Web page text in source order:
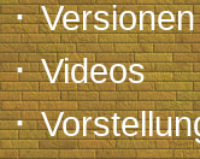
·Versionen
·Videos
·